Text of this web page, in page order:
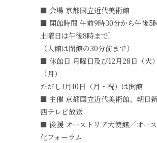
■ 会場 京都国立近代美術館
■ 開館時間 午前9時30分から午後5
土曜日は午後8時まで］
（入館は閉館の30分前まで）
■ 休館日 月曜日及び12月28日（火
（月）
ただし1月10日（月・祝）は開館
■ 主催 京都国立近代美術館、朝日
西テレビ放送
■ 後援 オーストリア大使館／オー
化フォーラム